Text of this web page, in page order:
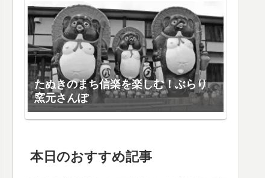
たぬきのまち信楽を楽しむ！ぶらり
窯元さんぽ
本日のおすすめ記事